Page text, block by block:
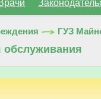
ГУЗ
обслуживания